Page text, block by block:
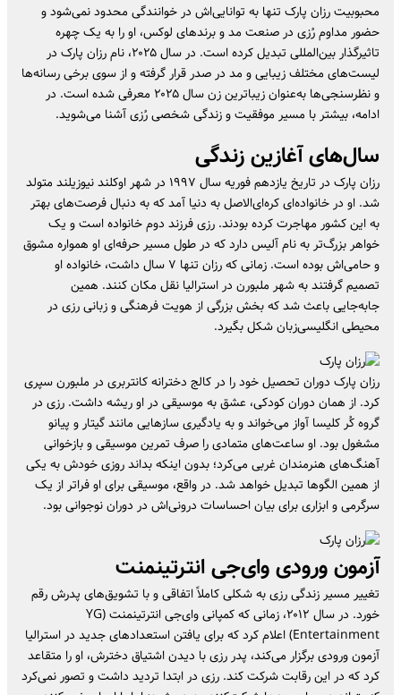
محبوبیت رزان پارک تنها به توانایی‌‌اش در خوانندگی محدود نمی‌شود و
حضور مداوم رُزی در صنعت مد و برندهای لوکس، او را به یک چهره
تاثیرگذار بین‌المللی تبدیل کرده است. در سال ۲۰۲۵، نام رزان پارک در
لیست‌های مختلف زیبایی و مد در صدر قرار گرفته و از سوی برخی رسانه‌ها
و نظرسنجی‌ها به‌عنوان زیباترین زن سال ۲۰۲۵ معرفی شده است. در
ادامه، بیشتر با مسیر موفقیت و زندگی شخصی رُزی آشنا می‌شوید.
سال‌های آغازین زندگی
رزان پارک در تاریخ یازدهم فوریه سال ۱۹۹۷ در شهر اوکلند نیوزیلند متولد
شد. او در خانواده‌ای کره‌ای‌الاصل به دنیا آمد که به دنبال فرصت‌های بهتر
به این کشور مهاجرت کرده بودند. رزی فرزند دوم خانواده است و یک
خواهر بزرگ‌تر به نام آلیس دارد که در طول مسیر حرفه‌ای او همواره مشوق
و حامی‌اش بوده است. زمانی که رزان تنها ۷ سال داشت، خانواده او
تصمیم گرفتند به شهر ملبورن در استرالیا نقل مکان کنند. همین
جابه‌جایی باعث شد که بخش بزرگی از هویت فرهنگی و زبانی رزی در
محیطی انگلیسی‌زبان شکل بگیرد.
رزان پارک دوران تحصیل خود را در کالج دخترانه کانتربری در ملبورن سپری
کرد. از همان دوران کودکی، عشق به موسیقی در او ریشه داشت. رزی در
گروه کُر کلیسا آواز می‌خواند و به یادگیری سازهایی مانند گیتار و پیانو
مشغول بود. او ساعت‌های متمادی را صرف تمرین موسیقی و بازخوانی
آهنگ‌های هنرمندان غربی می‌کرد؛ بدون اینکه بداند روزی خودش به یکی
از همین الگوها تبدیل خواهد شد. در واقع، موسیقی برای او فراتر از یک
سرگرمی و ابزاری برای بیان احساسات درونی‌اش در دوران نوجوانی بود.
آزمون ورودی وای‌جی انترتینمنت
تغییر مسیر زندگی رزی به شکلی کاملاً اتفاقی و با تشویق‌های پدرش رقم
خورد. در سال ۲۰۱۲، زمانی که کمپانی وای‌جی انترتینمنت (YG
Entertainment) اعلام کرد که برای یافتن استعدادهای جدید در استرالیا
آزمون ورودی برگزار می‌کند، پدر رزی با دیدن اشتیاق دخترش، او را متقاعد
کرد که در این رقابت شرکت کند. رزی در ابتدا تردید داشت و تصور نمی‌کرد